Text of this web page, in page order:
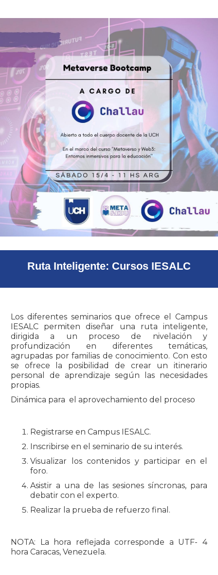
Ruta Inteligente: Cursos IESALC
Los diferentes seminarios que ofrece el Campus
IESALC permiten diseñar una ruta inteligente,
dirigida a un proceso de nivelación y
profundización en diferentes temáticas,
agrupadas por familias de conocimiento. Con esto
se ofrece la posibilidad de crear un itinerario
personal de aprendizaje según las necesidades
propias.
Dinámica para el aprovechamiento del proceso
Registrarse en Campus IESALC.
Inscribirse en el seminario de su interés.
Visualizar los contenidos y participar en el
foro.
Asistir a una de las sesiones síncronas, para
debatir con el experto.
Realizar la prueba de refuerzo final.
NOTA: La hora reflejada corresponde a UTF- 4
hora Caracas, Venezuela.